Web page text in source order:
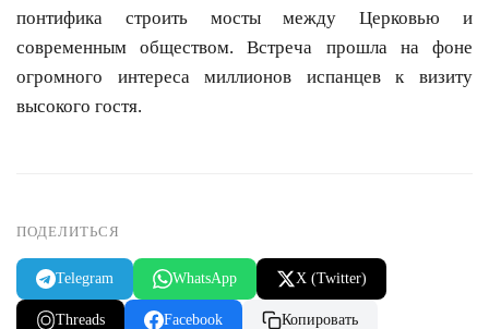
понтифика строить мосты между Церковью и
современным обществом. Встреча прошла на фоне
огромного интереса миллионов испанцев к визиту
высокого гостя.
ПОДЕЛИТЬСЯ
Telegram WhatsApp X (Twitter)
Threads Facebook Копировать